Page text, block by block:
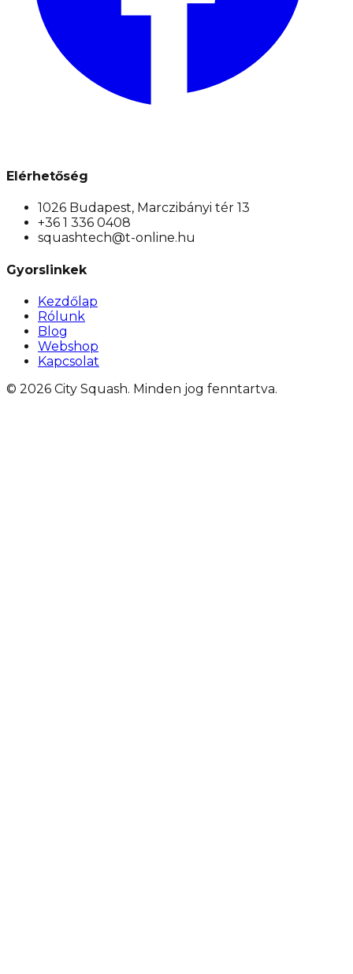
Elérhetőség
1026 Budapest, Marczibányi tér 13
+36 1 336 0408
squashtech@t-online.hu
Gyorslinkek
Kezdőlap
Rólunk
Blog
Webshop
Kapcsolat
© 2026 City Squash. Minden jog fenntartva.